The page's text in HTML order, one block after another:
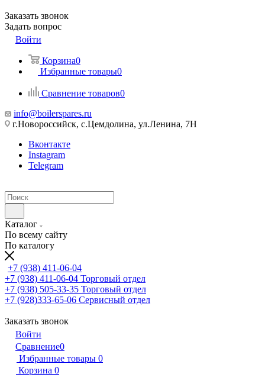
Заказать звонок
Задать вопрос
Войти
Корзина0
Избранные товары0
Сравнение товаров0
info@boilerspares.ru
г.Новороссийск, с.Цемдолина, ул.Ленина, 7Н
Вконтакте
Instagram
Telegram
Каталог
По всему сайту
По каталогу
+7 (938) 411-06-04
+7 (938) 411-06-04 Торговый отдел
+7 (938) 505-33-35 Торговый отдел
+7 (928)333-65-06 Сервисный отдел
Заказать звонок
Войти
Сравнение0
Избранные товары 0
Корзина 0